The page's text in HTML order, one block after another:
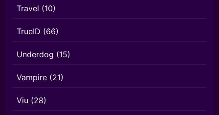
Travel (10)
TrueID (66)
Underdog (15)
Vampire (21)
Viu (28)